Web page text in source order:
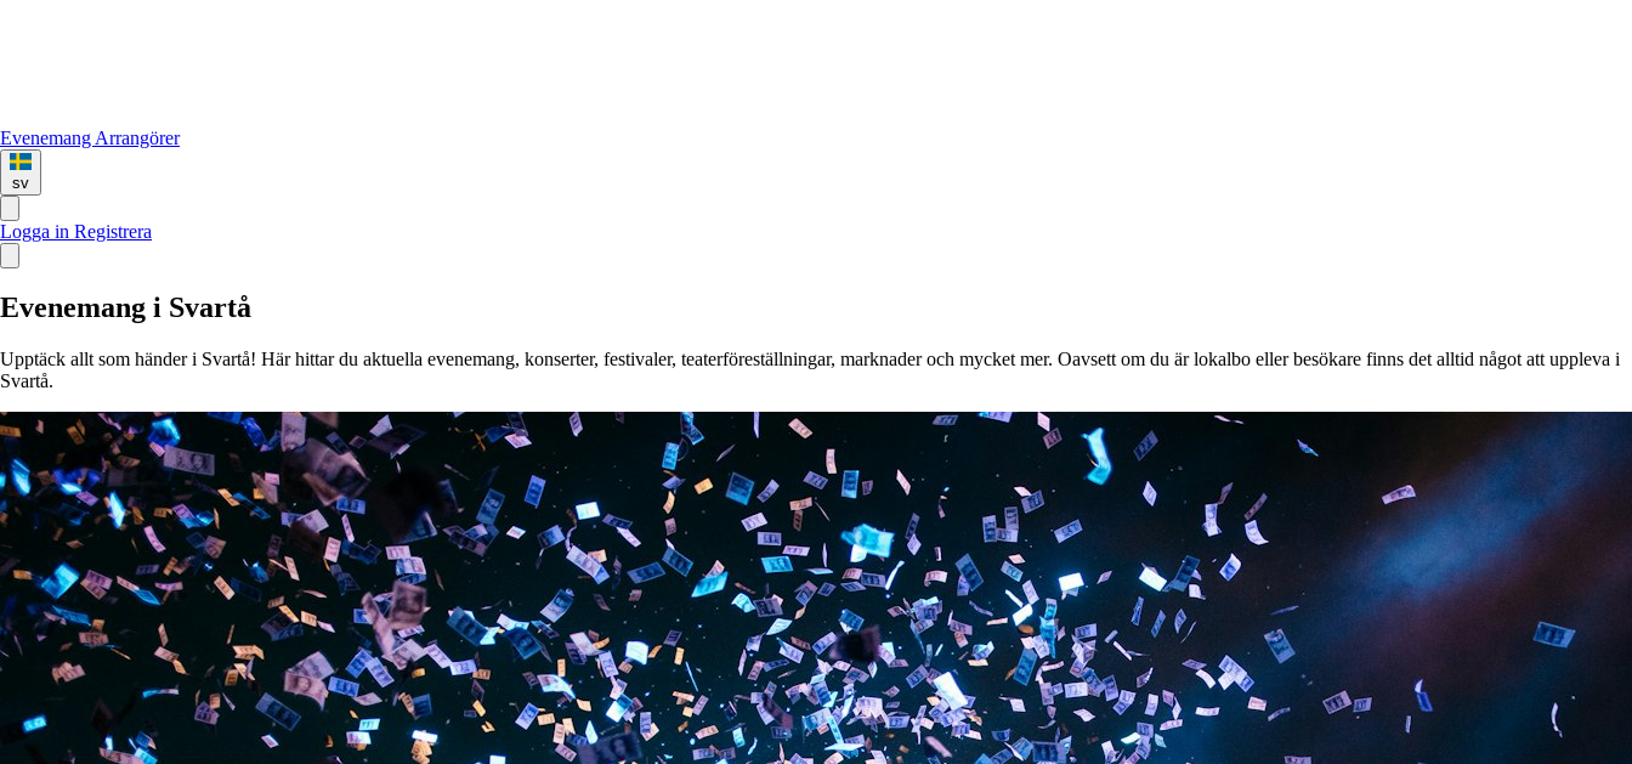
Evenemang Arrangörer
sv
Logga in Registrera
Evenemang i Svartå
Upptäck allt som händer i Svartå! Här hittar du aktuella evenemang, konserter, festivaler, teaterföreställningar, marknader och mycket mer. Oavsett om du är lokalbo eller besökare finns det alltid något att uppleva i
Svartå.